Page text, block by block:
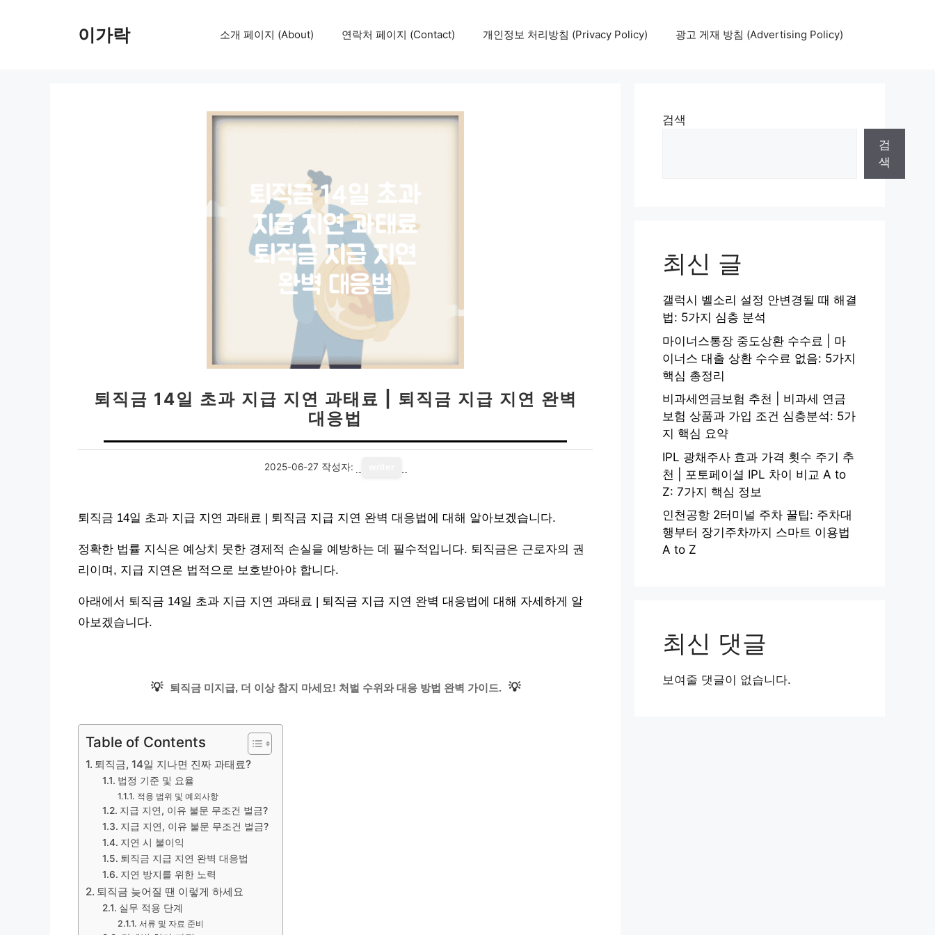
이가락 소개 페이지 (About) 연락처 페이지 (Contact) 개인정보 처리방침 (Privacy Policy) 광고 게재 방침 (Advertising Policy)
퇴직금 14일 초과 지급 지연 과태료 | 퇴직금 지급 지연 완벽
대응법
2025-06-27 작성자:
퇴직금 14일 초과 지급 지연 과태료 | 퇴직금 지급 지연 완벽 대응법에 대해 알아보겠습니다.
정확한 법률 지식은 예상치 못한 경제적 손실을 예방하는 데 필수적입니다. 퇴직금은 근로자의 권
리이며, 지급 지연은 법적으로 보호받아야 합니다.
아래에서 퇴직금 14일 초과 지급 지연 과태료 | 퇴직금 지급 지연 완벽 대응법에 대해 자세하게 알
아보겠습니다.
💡 퇴직금 미지급, 더 이상 참지 마세요! 처벌 수위와 대응 방법 완벽 가이드. 💡
Table of Contents
퇴직금, 14일 지나면 진짜 과태료?
법정 기준 및 요율
적용 범위 및 예외사항
지급 지연, 이유 불문 무조건 벌금?
지급 지연, 이유 불문 무조건 벌금?
지연 시 불이익
퇴직금 지급 지연 완벽 대응법
지연 방지를 위한 노력
퇴직금 늦어질 땐 이렇게 하세요
실무 적용 단계
서류 및 자료 준비
검색
검
색
최신 글
갤럭시 벨소리 설정 안변경될 때 해결
법: 5가지 심층 분석
마이너스통장 중도상환 수수료 | 마
이너스 대출 상환 수수료 없음: 5가지
핵심 총정리
비과세연금보험 추천 | 비과세 연금
보험 상품과 가입 조건 심층분석: 5가
지 핵심 요약
IPL 광채주사 효과 가격 횟수 주기 추
천 | 포토페이셜 IPL 차이 비교 A to
Z: 7가지 핵심 정보
인천공항 2터미널 주차 꿀팁: 주차대
행부터 장기주차까지 스마트 이용법
A to Z
최신 댓글
보여줄 댓글이 없습니다.